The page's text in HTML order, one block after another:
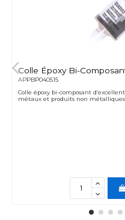
Colle Époxy Bi-
APPBP040515
Colle époxy bi-composant
métaux et produits non métalliques